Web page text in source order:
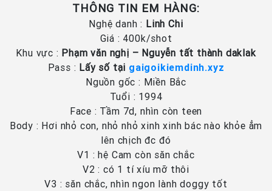
THÔNG TIN EM HÀNG:
Nghệ danh : Linh Chi
Giá : 400k/shot
Khu vực : Phạm văn nghị – Nguyễn tất thành daklak
Pass : Lấy số tại gaigoikiemdinh.xyz
Nguồn gốc : Miền Bắc
Tuổi : 1994
Face : Tầm 7d, nhìn còn teen
Body : Hơi nhỏ con, nhỏ nhỏ xinh xinh bác nào khỏe ẳm
lên chịch đc đó
V1 : hệ Cam còn săn chắc
V2 : có 1 tí xíu mỡ thôi
V3 : săn chắc, nhìn ngon lành doggy tốt